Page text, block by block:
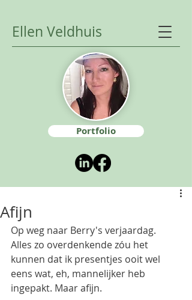
Ellen Veldhuis
Portfolio
Afijn
Op weg naar Berry's verjaardag.
Alles zo overdenkende zóu het
kunnen dat ik presentjes ooit wel
eens wat, eh, mannelijker heb
ingepakt. Maar afijn.